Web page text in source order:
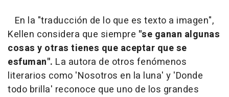
En la "traducción de lo que es texto a imagen",
Kellen considera que siempre "se ganan algunas
cosas y otras tienes que aceptar que se
esfuman". La autora de otros fenómenos
literarios como 'Nosotros en la luna' y 'Donde
todo brilla' reconoce que uno de los grandes